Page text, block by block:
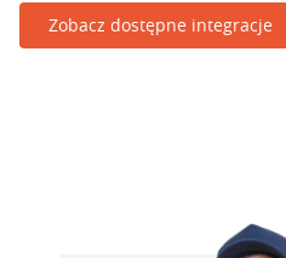
Zobacz dostępne integracje